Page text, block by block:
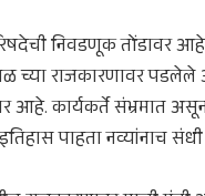
निवडणूक तोंडावर
च्या राजकारणावर
आहे. कार्यकर्ते संभ्रमात
पाहता नव्यांनाच